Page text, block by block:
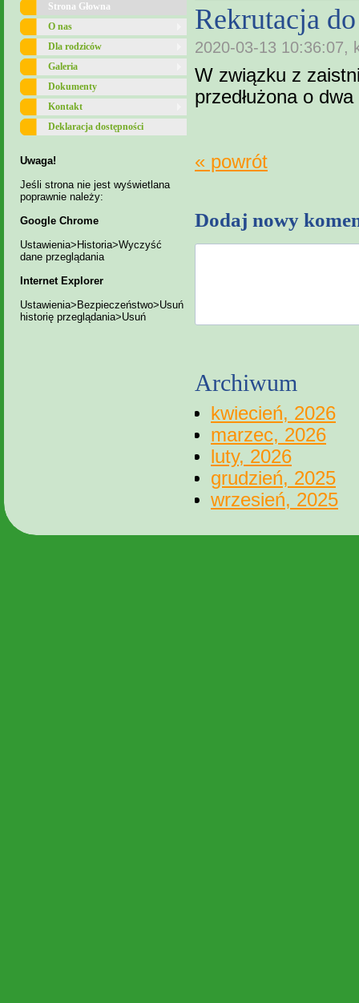
Strona Głowna
O nas
Dla rodziców
Galeria
Dokumenty
Kontakt
Deklaracja dostępności
Uwaga!
Jeśli strona nie jest wyświetlana
poprawnie należy:
Google Chrome
Ustawienia>Historia>Wyczyść
dane przeglądania
Internet Explorer
Ustawienia>Bezpieczeństwo>Usuń
historię przeglądania>Usuń
Rekrutacja
2020-03-13 10:36:07,
W związku z
przedłużona o
« powrót
Dodaj nowy
Archiwum
kwiecień, 2026
marzec, 2026
luty, 2026
grudzień, 2025
wrzesień, 2025